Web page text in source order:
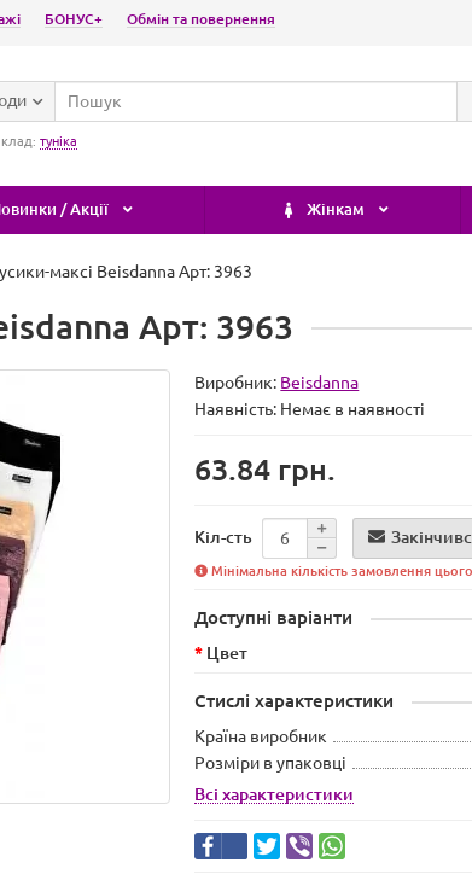
БОНУС+ Обмін та повернення
туніка
/ Акції Жінкам
максі Beisdanna Арт: 3963
Арт: 3963
Виробник: Beisdanna
Наявність: Немає в наявності
63.84 грн.
Кіл-сть
Мінімальна кількість замовлення
Доступні варіанти
Цвет
Стислі характеристики
Країна виробник
Розміри в упаковці
Всі характеристики